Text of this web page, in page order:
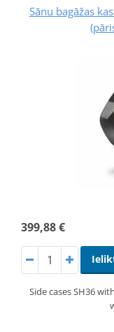
Sānu bagāžas
399,88 €
Side cases SH36